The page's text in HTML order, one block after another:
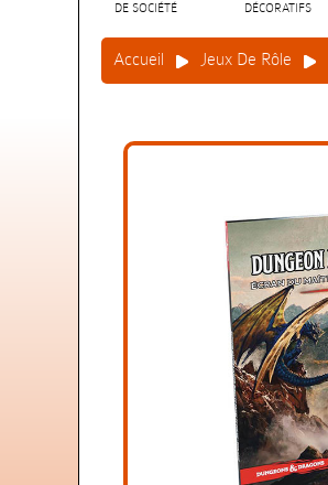
DE SOCIÉTÉ
DÉCORATIFS
Accueil Jeux De Rôle